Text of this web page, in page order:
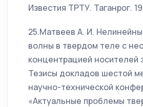
Известия ТРТУ. Таганрог.
25.Матвеев А. И.
волны в твердом теле с
концентрацией носителей
Тезисы докладов шестой
научно-технической
«Актуальные проблемы